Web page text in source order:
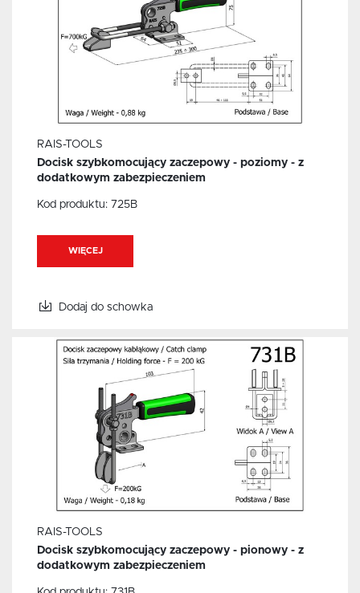
RAIS-TOOLS
Docisk szybkomocujący zaczepowy - poziomy - z
dodatkowym zabezpieczeniem
Kod produktu: 725B
WIĘCEJ
Dodaj do schowka
RAIS-TOOLS
Docisk szybkomocujący zaczepowy - pionowy - z
dodatkowym zabezpieczeniem